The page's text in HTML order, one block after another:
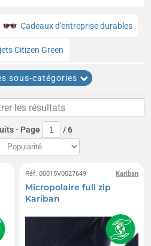
Cadeaux d'entreprise durables
Citizen Green
bio, recyclés liés au développement
bio, recyclés liés au développement
bio, recyclés liés au développement
Mugs durables
Jeux de société durables
Objets en ciment
sous-catégories
les résultats
- Page /6
Kariban
Réf. 00015V0027649
Micropolaire full zip
Kariban